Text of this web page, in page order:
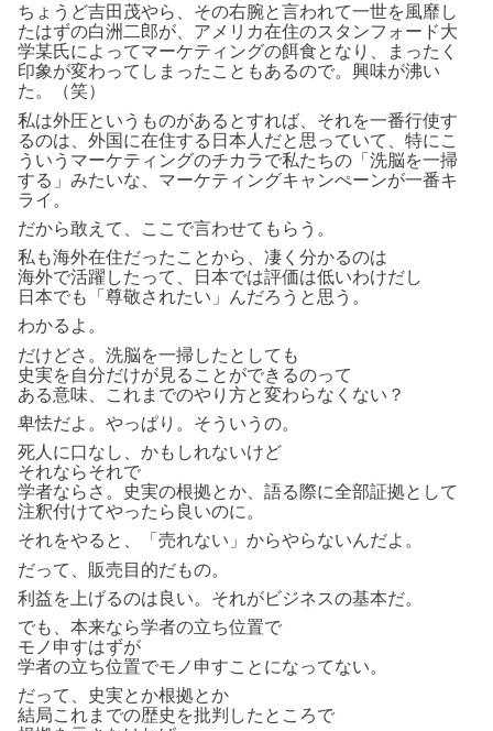
ちょうど吉田茂やら、その右腕と言われて一世を風靡し
たはずの白洲二郎が、アメリカ在住のスタンフォード大
学某氏によってマーケティングの餌食となり、まったく
印象が変わってしまったこともあるので。興味が沸い
た。（笑）
私は外圧というものがあるとすれば、それを一番行使す
るのは、外国に在住する日本人だと思っていて、特にこ
ういうマーケティングのチカラで私たちの「洗脳を一掃
する」みたいな、マーケティングキャンぺーンが一番キ
ライ。
だから敢えて、ここで言わせてもらう。
私も海外在住だったことから、凄く分かるのは
海外で活躍したって、日本では評価は低いわけだし
日本でも「尊敬されたい」んだろうと思う。
わかるよ。
だけどさ。洗脳を一掃したとしても
史実を自分だけが見ることができるのって
ある意味、これまでのやり方と変わらなくない？
卑怯だよ。やっぱり。そういうの。
死人に口なし、かもしれないけど
それならそれで
学者ならさ。史実の根拠とか、語る際に全部証拠として
注釈付けてやったら良いのに。
それをやると、「売れない」からやらないんだよ。
だって、販売目的だもの。
利益を上げるのは良い。それがビジネスの基本だ。
でも、本来なら学者の立ち位置で
モノ申すはずが
学者の立ち位置でモノ申すことになってない。
だって、史実とか根拠とか
結局これまでの歴史を批判したところで